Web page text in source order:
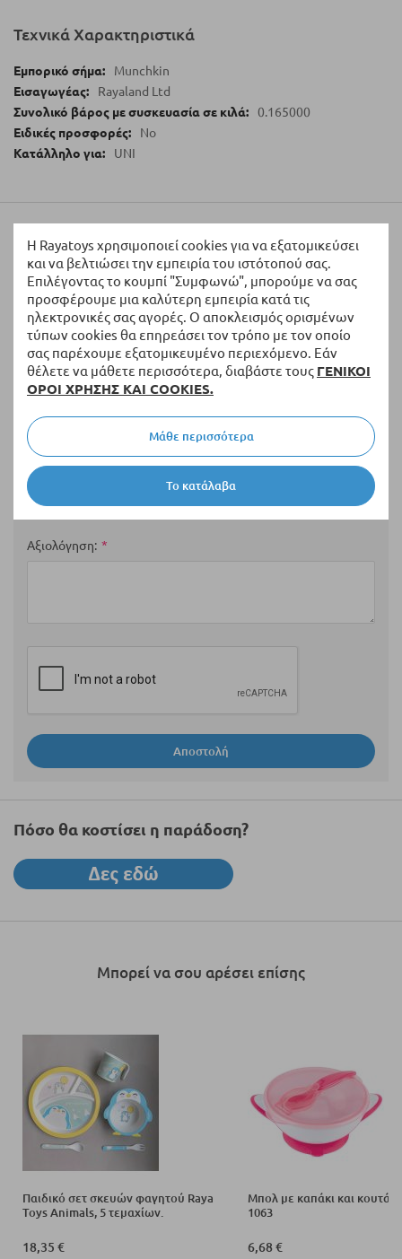
Η Rayatoys χρησιμοποιεί cookies για να εξατομικεύσει
και να βελτιώσει την εμπειρία του ιστότοπού σας.
Επιλέγοντας το κουμπί "Συμφωνώ", μπορούμε να σας
προσφέρουμε μια καλύτερη εμπειρία κατά τις
ηλεκτρονικές σας αγορές. Ο αποκλεισμός ορισμένων
τύπων cookies θα επηρεάσει τον τρόπο με τον οποίο
σας παρέχουμε εξατομικευμένο περιεχόμενο. Εάν
θέλετε να μάθετε περισσότερα, διαβάστε τους ΓΕΝΙΚΟΙ
ΟΡΟΙ ΧΡΗΣΗΣ ΚΑΙ COOKIES.
Το κατάλαβα
Μάθε περισσότερα
Τεχνικά Χαρακτηριστικά
Munchkin
Rayaland Ltd
0.165000
No
UNI
Γράψτε τη Δική σας Αξιολόγηση:
Η Βαθμολογία σας
1
star
2
stars
3
stars
4
stars
5
stars
Ονοματεπώνυμο
Περίληψη
Αξιολόγηση
Αποστολή
Πόσο θα κοστίσει η παράδοση?
Μπορεί να σου αρέσει επίσης
Παιδικό σετ σκευών φαγητού Raya
Toys Animals, 5 τεμαχίων.
18,35 €
Μπολ με καπάκι και
1063
6,68 €